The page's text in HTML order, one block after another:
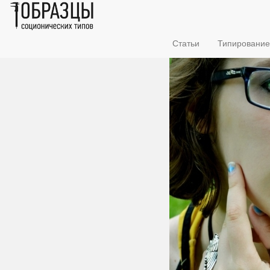
Статьи Типирование